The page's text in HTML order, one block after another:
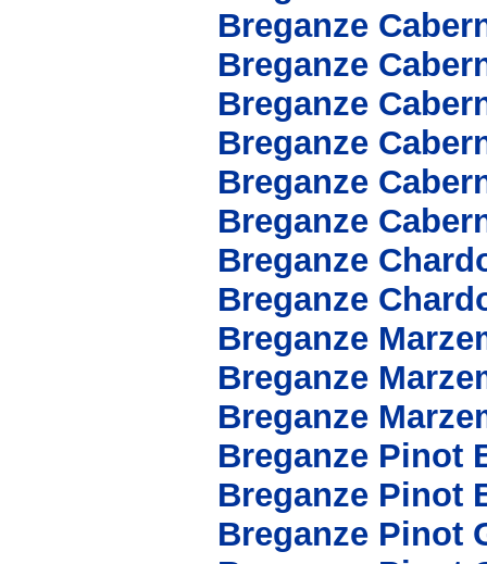
Breganze
Breganze
Breganze
Breganze
Breganze
Breganze
Breganze
Breganze
Breganze
Breganze
Breganze
Breganze Pinot
Breganze Pinot
Breganze Pinot